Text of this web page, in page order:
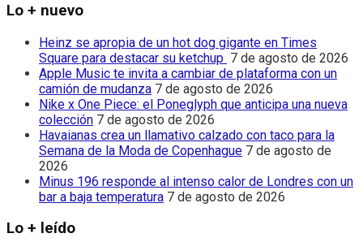
Lo + nuevo
Heinz se apropia de un hot dog gigante en Times
Square para destacar su ketchup 7 de agosto de 2026
Apple Music te invita a cambiar de plataforma con un
camión de mudanza 7 de agosto de 2026
Nike x One Piece: el Poneglyph que anticipa una nueva
colección 7 de agosto de 2026
Havaianas crea un llamativo calzado con taco para la
Semana de la Moda de Copenhague 7 de agosto de
2026
Minus 196 responde al intenso calor de Londres con un
bar a baja temperatura 7 de agosto de 2026
Lo + leído